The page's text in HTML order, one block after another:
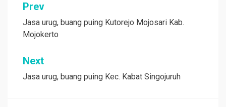
Post
navigation
Prev
Jasa urug, buang puing Kutorejo Mojosari Kab.
Mojokerto
Next
Jasa urug, buang puing Kec. Kabat Singojuruh